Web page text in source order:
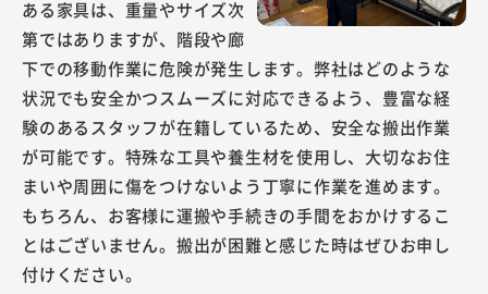
ある家具は、重量やサイズ次
第ではありますが、階段や廊
下での移動作業に危険が発生します。弊社はどのような
状況でも安全かつスムーズに対応できるよう、豊富な経
験のあるスタッフが在籍しているため、安全な搬出作業
が可能です。特殊な工具や養生材を使用し、大切なお住
まいや周囲に傷をつけないよう丁寧に作業を進めます。
もちろん、お客様に運搬や手続きの手間をおかけするこ
とはございません。搬出が困難と感じた時はぜひお申し
付けください。